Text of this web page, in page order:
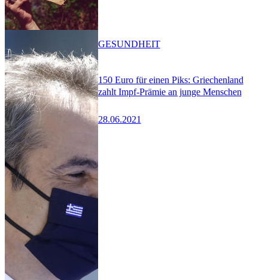
150 Euro für einen Piks: Griechenland
zahlt Impf-Prämie an junge Menschen
28.06.2021
GESUNDHEIT